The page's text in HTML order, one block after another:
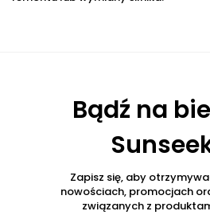
Bądź na
Zapisz się, aby
nowościach, promocjach
związanych z